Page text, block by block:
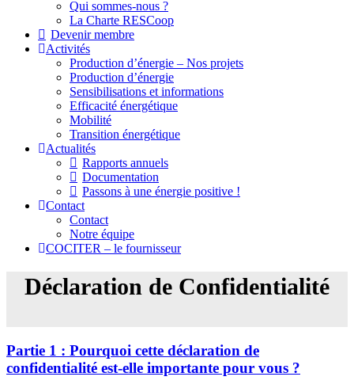
Qui sommes-nous ?
La Charte RESCoop
Devenir membre
Activités
Production d’énergie – Nos projets
Production d’énergie
Sensibilisations et informations
Efficacité énergétique
Mobilité
Transition énergétique
Actualités
Rapports annuels
Documentation
Passons à une énergie positive !
Contact
Contact
Notre équipe
COCITER – le fournisseur
Déclaration de Confidentialité
Partie 1 : Pourquoi cette déclaration de
confidentialité est-elle importante pour vous ?